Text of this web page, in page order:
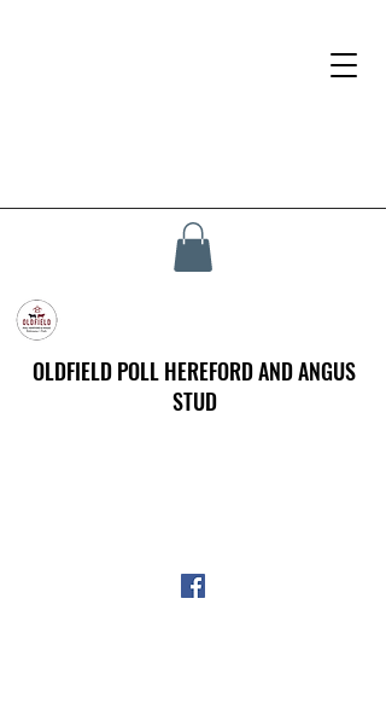
OLDFIELD POLL HEREFORD AND ANGUS
STUD